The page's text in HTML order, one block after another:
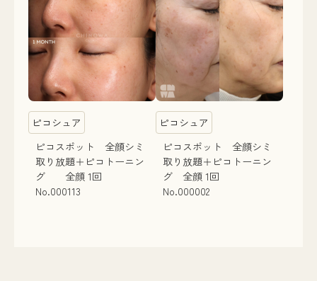
ピコシュア
ピコスポット 全顔シミ
取り放題＋ピコトーニン
グ 全顔 1回
No.000113
ピコシュア
ピコスポット 全顔シミ
取り放題＋ピコトーニン
グ 全顔 1回
No.000002